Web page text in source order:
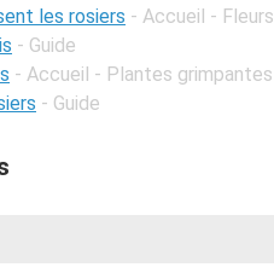
les rosiers - Accueil - Fleurs
- Guide
- Accueil - Plantes grimpantes
- Guide